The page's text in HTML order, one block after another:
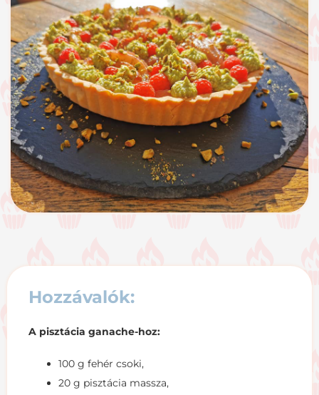
Hozzávalók:
A pisztácia ganache-hoz:
100 g fehér csoki,
20 g pisztácia massza,